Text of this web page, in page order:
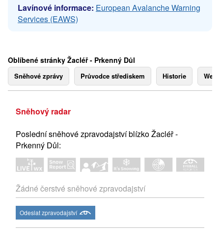
Lavínové informace: European Avalanche Warning
Services (EAWS)
Oblíbené stránky Žacléř - Prkenný Důl
Sněhové zprávy Průvodce střediskem Historie
Sněhový radar
Poslední sněhové zpravodajství blízko Žacléř -
Prkenný Důl:
Žádné čerstvé sněhové zpravodajství
Odeslat zpravodajství